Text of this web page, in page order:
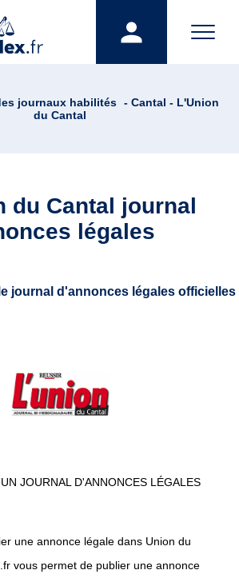
journaux habilités - Cantal - L'Union
du Cantal
du Cantal journal
légales
journal d'annonces légales officielles
JOURNAL D'ANNONCES LÉGALES
une annonce légale dans Union du
vous permet de publier une annonce